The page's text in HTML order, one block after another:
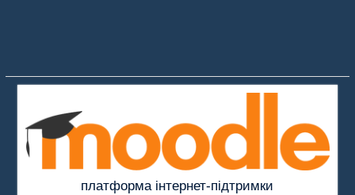
платформа інтернет-підтримки